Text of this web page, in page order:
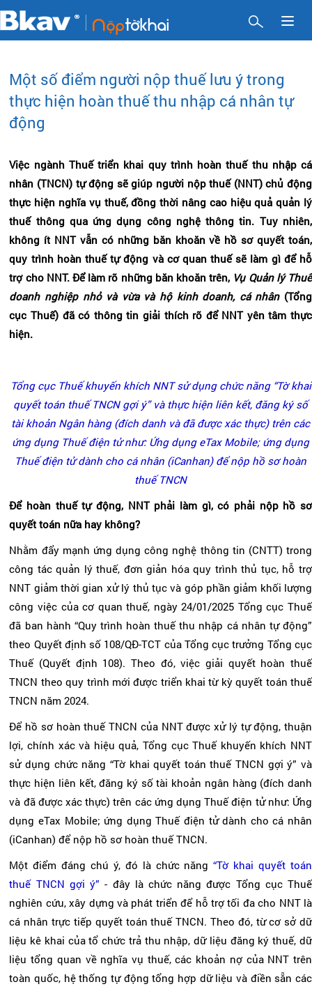
Một số điểm người nộp thuế lưu ý trong
thực hiện hoàn thuế thu nhập cá nhân tự
động
Việc ngành Thuế triển khai quy trình hoàn thuế thu nhập cá
nhân (TNCN) tự động sẽ giúp người nộp thuế (NNT) chủ động
thực hiện nghĩa vụ thuế, đồng thời nâng cao hiệu quả quản lý
thuế thông qua ứng dụng công nghệ thông tin. Tuy nhiên,
không ít NNT vẫn có những băn khoăn về hồ sơ quyết toán,
quy trình hoàn thuế tự động và cơ quan thuế sẽ làm gì để hỗ
trợ cho NNT. Để làm rõ những băn khoăn trên, Vụ Quản lý Thuế
doanh nghiệp nhỏ và vừa và hộ kinh doanh, cá nhân(Tổng
cục Thuế) đã có thông tin giải thích rõ để NNT yên tâm thực
hiện.
Tổng cục Thuế khuyến khích NNT sử dụng chức năng “Tờ khai
quyết toán thuế TNCN gợi ý” và thực hiện liên kết, đăng ký số
tài khoản Ngân hàng (đích danh và đã được xác thực) trên các
ứng dụng Thuế điện tử như: Ứng dụng eTax Mobile; ứng dụng
Thuế điện tử dành cho cá nhân (iCanhan) để nộp hồ sơ hoàn
thuế TNCN
Để hoàn thuế tự động, NNT phải làm gì, có phải nộp hồ sơ
quyết toán nữa hay không?
Nhằm đẩy mạnh ứng dụng công nghệ thông tin (CNTT) trong
công tác quản lý thuế, đơn giản hóa quy trình thủ tục, hỗ trợ
NNT giảm thời gian xử lý thủ tục và góp phần giảm khối lượng
công việc của cơ quan thuế, ngày 24/01/2025 Tổng cục Thuế
đã ban hành “Quy trình hoàn thuế thu nhập cá nhân tự động”
theo Quyết định số 108/QĐ-TCT của Tổng cục trưởng Tổng cục
Thuế (Quyết định 108). Theo đó, việc giải quyết hoàn thuế
TNCN theo quy trình mới được triển khai từ kỳ quyết toán thuế
TNCN năm 2024.
Để hồ sơ hoàn thuế TNCN của NNT được xử lý tự động, thuận
lợi, chính xác và hiệu quả, Tổng cục Thuế khuyến khích NNT
sử dụng chức năng “Tờ khai quyết toán thuế TNCN gợi ý” và
thực hiện liên kết, đăng ký số tài khoản ngân hàng (đích danh
và đã được xác thực) trên các ứng dụng Thuế điện tử như: Ứng
dụng eTax Mobile; ứng dụng Thuế điện tử dành cho cá nhân
(iCanhan) để nộp hồ sơ hoàn thuế TNCN.
Một điểm đáng chú ý, đó là chức năng“Tờ khai quyết toán
thuế TNCN gợi ý” - đây là chức năng được Tổng cục Thuế
nghiên cứu, xây dựng và phát triển để hỗ trợ tối đa cho NNT là
cá nhân trực tiếp quyết toán thuế TNCN. Theo đó, từ cơ sở dữ
liệu kê khai của tổ chức trả thu nhập, dữ liệu đăng ký thuế, dữ
liệu tổng quan về nghĩa vụ thuế, các khoản nợ của NNT trên
toàn quốc, hệ thống tự động tổng hợp dữ liệu và điền sẵn các